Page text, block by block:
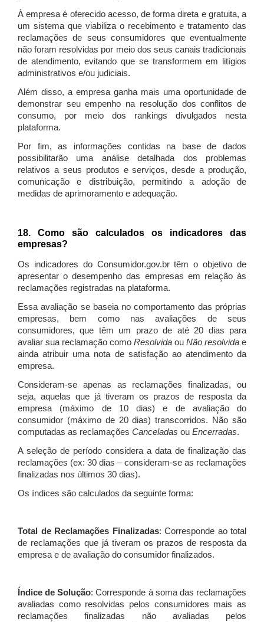
À empresa é oferecido acesso, de forma direta e gratuita, a
um sistema que viabiliza o recebimento e tratamento das
reclamações de seus consumidores que eventualmente
não foram resolvidas por meio dos seus canais tradicionais
de atendimento, evitando que se transformem em litígios
administrativos e/ou judiciais.
Além disso, a empresa ganha mais uma oportunidade de
demonstrar seu empenho na resolução dos conflitos de
consumo, por meio dos rankings divulgados nesta
plataforma.
Por fim, as informações contidas na base de dados
possibilitarão uma análise detalhada dos problemas
relativos a seus produtos e serviços, desde a produção,
comunicação e distribuição, permitindo a adoção de
medidas de aprimoramento e adequação.
18. Como são calculados os indicadores das
empresas?
Os indicadores do Consumidor.gov.br têm o objetivo de
apresentar o desempenho das empresas em relação às
reclamações registradas na plataforma.
Essa avaliação se baseia no comportamento das próprias
empresas, bem como nas avaliações de seus
consumidores, que têm um prazo de até 20 dias para
avaliar sua reclamação como Resolvida ou Não resolvida e
ainda atribuir uma nota de satisfação ao atendimento da
empresa.
Consideram-se apenas as reclamações finalizadas, ou
seja, aquelas que já tiveram os prazos de resposta da
empresa (máximo de 10 dias) e de avaliação do
consumidor (máximo de 20 dias) transcorridos. Não são
computadas as reclamações Canceladas ou Encerradas.
A seleção de período considera a data de finalização das
reclamações (ex: 30 dias – consideram-se as reclamações
finalizadas nos últimos 30 dias).
Os índices são calculados da seguinte forma:
Total de Reclamações Finalizadas: Corresponde ao total
de reclamações que já tiveram os prazos de resposta da
empresa e de avaliação do consumidor finalizados.
Índice de Solução: Corresponde à soma das reclamações
avaliadas como resolvidas pelos consumidores mais as
reclamações finalizadas não avaliadas pelos